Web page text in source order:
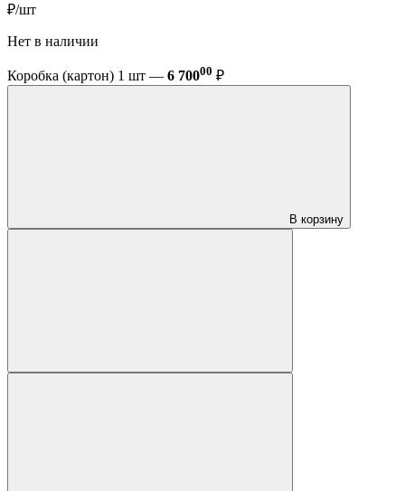
₽/шт
Нет в наличии
Коробка (картон) 1 шт — 6 70000 ₽
В корзину